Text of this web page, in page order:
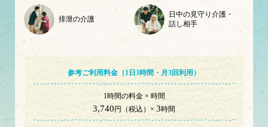
排泄の介護
日中の見守り介護・
話し相手
参考ご利用料金（1日3時間・ 月3回利用）
1時間の料金 × 時間
3,740円（税込）× 3時間